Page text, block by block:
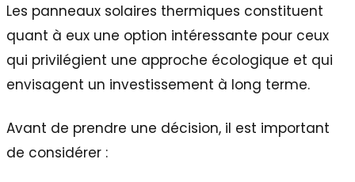
Les panneaux solaires thermiques constituent
quant à eux une option intéressante pour ceux
qui privilégient une approche écologique et qui
envisagent un investissement à long terme.
Avant de prendre une décision, il est important
de considérer :